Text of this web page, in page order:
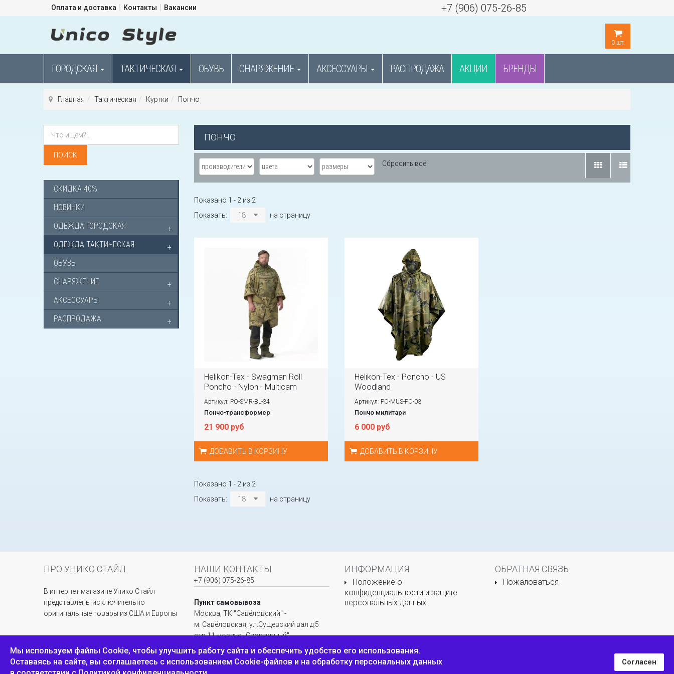
Оплата и доставка Контакты Вакансии +7 (906) 075-26-85
0шт.
ГОРОДСКАЯ ТАКТИЧЕСКАЯ ОБУВЬ СНАРЯЖЕНИЕ АКСЕССУАРЫ РАСПРОДАЖА АКЦИИ БРЕНДЫ
Главная Тактическая Куртки Пончо
ПОНЧО
Сбросить всё
Показано 1 - 2 из 2
Показать:
18 на страницу
Helikon-Tex - Swagman Roll
Poncho - Nylon - Multicam
Артикул: PO-SMR-BL-34
Пончо-трансформер
21 900 руб
ДОБАВИТЬ В КОРЗИНУ
Helikon-Tex - Poncho - US
Woodland
Артикул: PO-MUS-PO-03
Пончо милитари
6 000 руб
ДОБАВИТЬ В КОРЗИНУ
Показано 1 - 2 из 2
Показать:
18 на страницу
СКИДКА 40%
НОВИНКИ
ОДЕЖДА ГОРОДСКАЯ
ОДЕЖДА ТАКТИЧЕСКАЯ
ОБУВЬ
СНАРЯЖЕНИЕ
АКСЕССУАРЫ
РАСПРОДАЖА
ПРО УНИКО СТАЙЛ
В интернет магазине Унико Стайл
представлены исключительно
оригинальные товары из США и Европы
НАШИ КОНТАКТЫ
+7 (906) 075-26-85
Пункт самовывоза
Москва, ТК "Савёловский" -
м. Савёловская, ул.Сущевский вал д.5
стр.11, корпус "Спортивный",
павильон О-26.
ИНФОРМАЦИЯ
Положение о
конфиденциальности и защите
персональных данных
ОБРАТНАЯ СВЯЗЬ
Пожаловаться
Мы используем файлы Сookie, чтобы улучшить работу сайта и обеспечить удобство его использования.
Оставаясь на сайте, вы соглашаетесь с использованием Cookie-файлов и на обработку персональных данных
Согласен